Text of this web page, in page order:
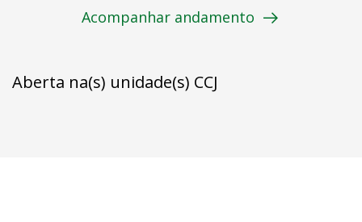
Acompanhar andamento
Aberta na(s) unidade(s) CCJ